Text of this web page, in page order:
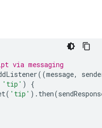
via messaging
((message,
'tip' )
{
( 'tip' ). then(